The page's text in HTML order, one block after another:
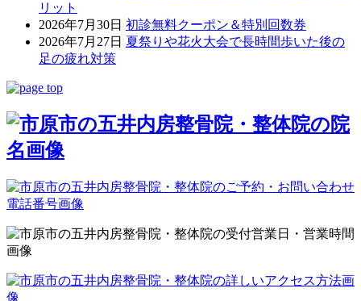
リット
2026年7月30日 初診無料クーポン＆特別回数券
2026年7月27日 夏祭りや花火大会で長時間歩いた後の
足の疲れ対策